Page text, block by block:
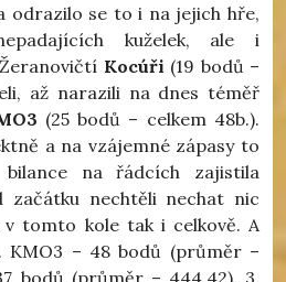
odrazilo se to i na jejich hře,
kuželek, ale i
Kocúři (19 bodů –
až narazili na dnes téměř
(25 bodů – celkem 48b.).
a na vzájemné zápasy to
na řádcích zajistila
začátku nechtěli nechat nic
tomto kole tak i celkově. A
KMO3 – 48 bodů (průměr –
bodů (průměr – 444,42), 3.